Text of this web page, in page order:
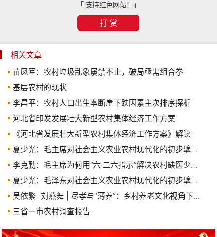
「 支持红色网站！」
打 赏
相关文章
苗凤军：农村垃圾乱象屡禁不止，破局亟需组合拳
基层农村的现状
李昌平：农村人口出生率断崖下跌因素主次排序探析
河北省印发发展壮大新型农村集体经济工作方案
《河北省发展壮大新型农村集体经济工作方案》解读
夏少光：毛主席对社会主义农业农村现代化的初步擘画及历史启示
李克勤：毛主席为何用“六·二六指示”解决农村缺医少药问题?
夏少光：毛泽东对社会主义农业农村现代化的初步擘画及历史启示
吴依繁 刘燕舞 | 尽孝与“薄养”：乡村养老文化视角下的农村家庭养老困境
三省一市农村调查报告